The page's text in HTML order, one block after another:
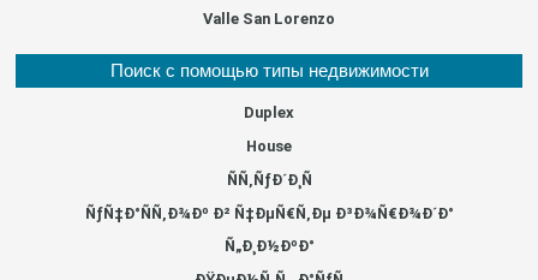
Valle San Lorenzo
Поиск с помощью типы недвижимости
Duplex
House
ÑÑ‚ÑƒÐ´Ð¸Ñ
ÑƒÑ‡Ð°ÑÑ‚Ð¾Ðº Ð² Ñ‡ÐµÑ€Ñ‚Ðµ Ð³Ð¾Ñ€Ð¾Ð´Ð°
Ñ„Ð¸Ð½ÐºÐ°